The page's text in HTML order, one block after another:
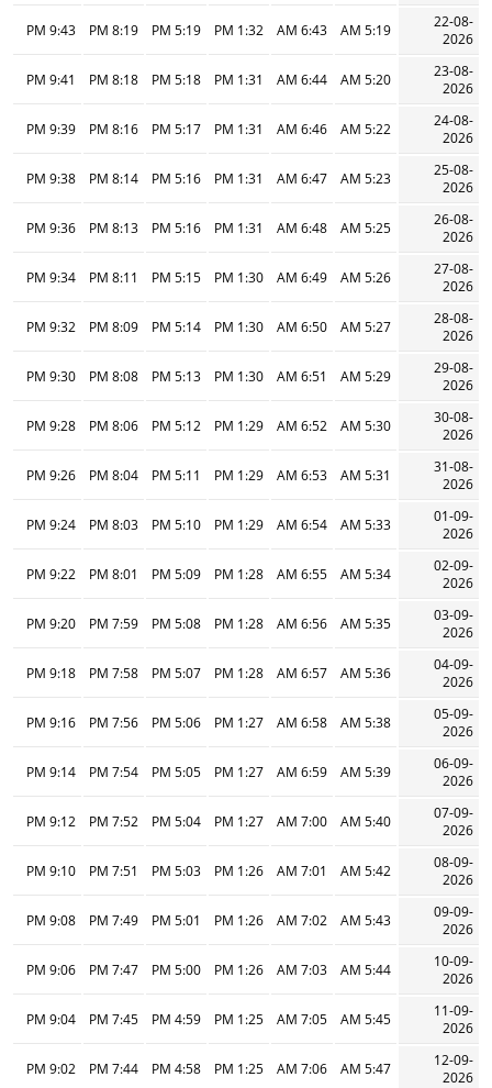
22-08-
2026
5:19 AM
6:43 AM
1:32 PM
5:19 PM
8:19 PM
9:43 PM
23-08-
2026
5:20 AM
6:44 AM
1:31 PM
5:18 PM
8:18 PM
9:41 PM
24-08-
2026
5:22 AM
6:46 AM
1:31 PM
5:17 PM
8:16 PM
9:39 PM
25-08-
2026
5:23 AM
6:47 AM
1:31 PM
5:16 PM
8:14 PM
9:38 PM
26-08-
2026
5:25 AM
6:48 AM
1:31 PM
5:16 PM
8:13 PM
9:36 PM
27-08-
2026
5:26 AM
6:49 AM
1:30 PM
5:15 PM
8:11 PM
9:34 PM
28-08-
2026
5:27 AM
6:50 AM
1:30 PM
5:14 PM
8:09 PM
9:32 PM
29-08-
2026
5:29 AM
6:51 AM
1:30 PM
5:13 PM
8:08 PM
9:30 PM
30-08-
2026
5:30 AM
6:52 AM
1:29 PM
5:12 PM
8:06 PM
9:28 PM
31-08-
2026
5:31 AM
6:53 AM
1:29 PM
5:11 PM
8:04 PM
9:26 PM
01-09-
2026
5:33 AM
6:54 AM
1:29 PM
5:10 PM
8:03 PM
9:24 PM
02-09-
2026
5:34 AM
6:55 AM
1:28 PM
5:09 PM
8:01 PM
9:22 PM
03-09-
2026
5:35 AM
6:56 AM
1:28 PM
5:08 PM
7:59 PM
9:20 PM
04-09-
2026
5:36 AM
6:57 AM
1:28 PM
5:07 PM
7:58 PM
9:18 PM
05-09-
2026
5:38 AM
6:58 AM
1:27 PM
5:06 PM
7:56 PM
9:16 PM
06-09-
2026
5:39 AM
6:59 AM
1:27 PM
5:05 PM
7:54 PM
9:14 PM
07-09-
2026
5:40 AM
7:00 AM
1:27 PM
5:04 PM
7:52 PM
9:12 PM
08-09-
2026
5:42 AM
7:01 AM
1:26 PM
5:03 PM
7:51 PM
9:10 PM
09-09-
2026
5:43 AM
7:02 AM
1:26 PM
5:01 PM
7:49 PM
9:08 PM
10-09-
2026
5:44 AM
7:03 AM
1:26 PM
5:00 PM
7:47 PM
9:06 PM
11-09-
2026
5:45 AM
7:05 AM
1:25 PM
4:59 PM
7:45 PM
9:04 PM
12-09-
2026
5:47 AM
7:06 AM
1:25 PM
4:58 PM
7:44 PM
9:02 PM